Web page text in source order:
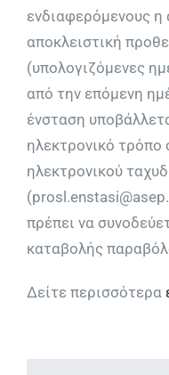
ενδιαφερόμενους
αποκλειστική
(υπολογιζόμενες
από την επόμενη
ένσταση
ηλεκτρονικό
ηλεκτρονικού
πρέπει να
καταβολής
Δείτε περισσότερα